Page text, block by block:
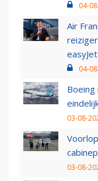
04-
Air
easyJet
04-
Boeing
03-08-
03-08-